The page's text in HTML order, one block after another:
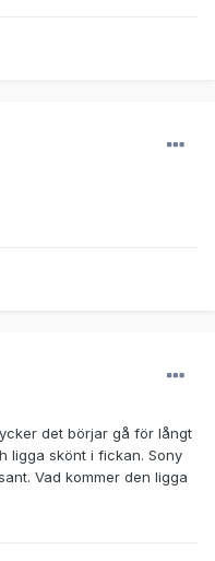
det börjar gå för långt
ligga skönt i fickan. Sony
Vad kommer den ligga